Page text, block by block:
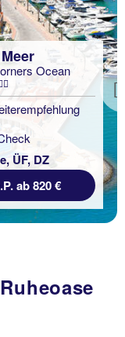
Ocean
ÜF, DZ
ab 820 €